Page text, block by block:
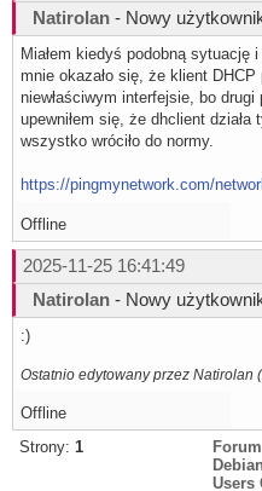
Natirolan - Nowy
Miałem kiedyś podobną sytuację
mnie okazało się, że klient DHCP
niewłaściwym interfejsie, bo drugi
upewniłem się, że dhclient
wszystko wróciło do normy.
https://pingmynetwork.com/
Offline
2025-11-25 16:41:49
Natirolan - Nowy
:)
Ostatnio edytowany przez Natirolan
Offline
Strony: 1
Forum
Debian
Users